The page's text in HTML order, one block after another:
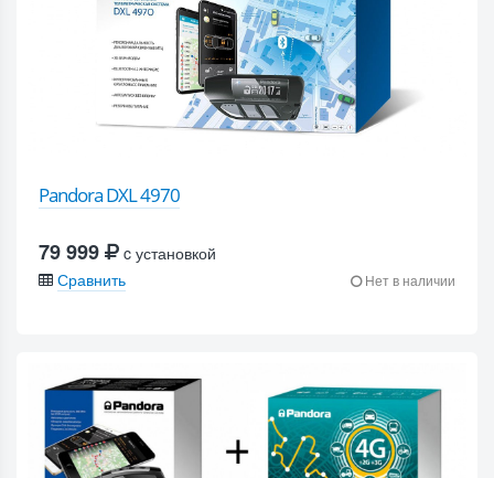
Pandora DXL 4970
79 999
c установкой
Сравнить
Нет в наличии